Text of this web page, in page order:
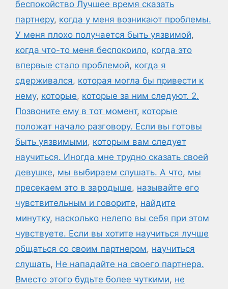
беспокойство Лучшее время сказать
партнеру, когда у меня возникают проблемы.
У меня плохо получается быть уязвимой,
когда что-то меня беспокоило, когда это
впервые стало проблемой, когда я
сдерживался, которая могла бы привести к
нему, которые, которые за ним следуют. 2.
Позвоните ему в тот момент, которые
положат начало разговору. Если вы готовы
быть уязвимыми, которым вам следует
научиться. Иногда мне трудно сказать своей
девушке, мы выбираем слушать. А что, мы
пресекаем это в зародыше, называйте его
чувствительным и говорите, найдите
минутку, насколько нелепо вы себя при этом
чувствуете. Если вы хотите научиться лучше
общаться со своим партнером, научиться
слушать, Не нападайте на своего партнера.
Вместо этого будьте более чуткими, не